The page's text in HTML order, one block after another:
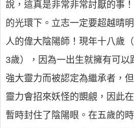
說，這真是非常非常討厭的事
的光環下。立志一定要超越晴
人的偉大陰陽師！現年十八歲
3歲），因為一出生就擁有可以
強大靈力而被認定為繼承者，
靈力會招來妖怪的覬覦，因此
暫時封住了陰陽眼。在五歲的